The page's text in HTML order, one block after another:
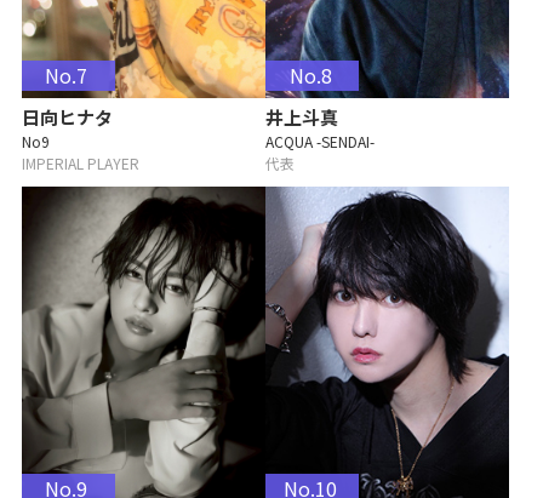
No.7
日向ヒナタ
No9
IMPERIAL PLAYER
No.8
井上斗真
ACQUA -SENDAI-
代表
No.9 No.10